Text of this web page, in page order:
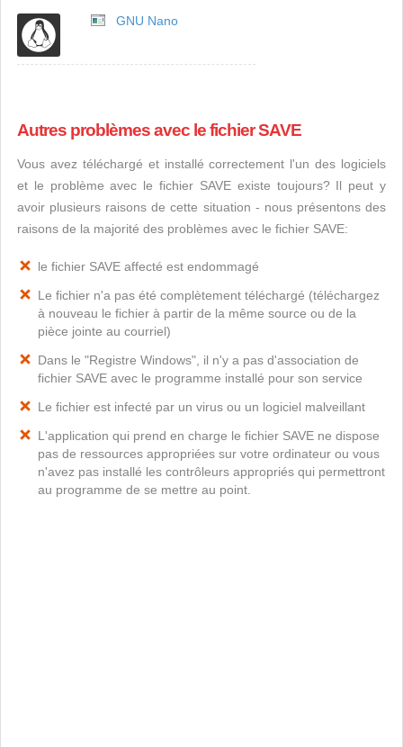
GNU Nano
Autres problèmes avec le fichier SAVE
Vous avez téléchargé et installé correctement l'un des logiciels
et le problème avec le fichier SAVE existe toujours? Il peut y
avoir plusieurs raisons de cette situation - nous présentons des
raisons de la majorité des problèmes avec le fichier SAVE:
le fichier SAVE affecté est endommagé
Le fichier n'a pas été complètement téléchargé (téléchargez
à nouveau le fichier à partir de la même source ou de la
pièce jointe au courriel)
Dans le "Registre Windows", il n'y a pas d'association de
fichier SAVE avec le programme installé pour son service
Le fichier est infecté par un virus ou un logiciel malveillant
L'application qui prend en charge le fichier SAVE ne dispose
pas de ressources appropriées sur votre ordinateur ou vous
n'avez pas installé les contrôleurs appropriés qui permettront
au programme de se mettre au point.